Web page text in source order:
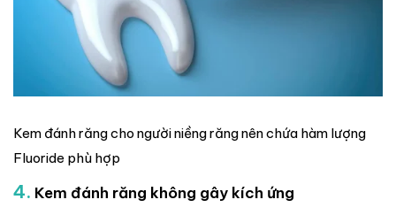
Kem đánh răng cho người niềng răng nên chứa hàm lượng
Fluoride phù hợp
4. Kem đánh răng không gây kích ứng